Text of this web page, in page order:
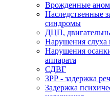
Врожденные
Наследственные
синдромы
ДЦП,
Нарушения слуха
Нарушения
аппарата
СДВГ
ЗРР - задержка
Задержка